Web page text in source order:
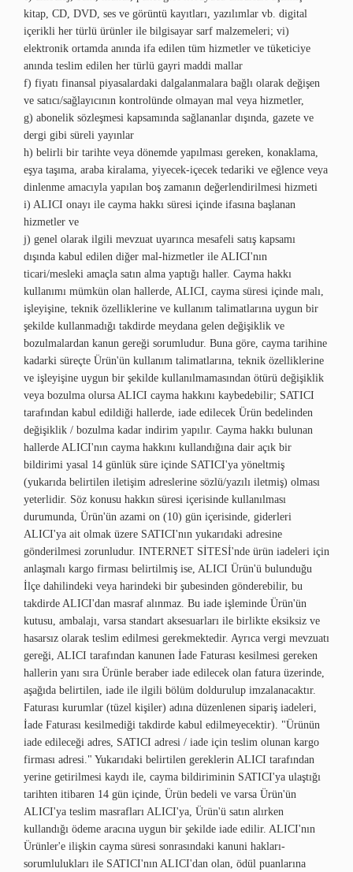
kitap, CD, DVD, ses ve görüntü kayıtları, yazılımlar vb. digital
içerikli her türlü ürünler ile bilgisayar sarf malzemeleri; vi)
elektronik ortamda anında ifa edilen tüm hizmetler ve tüketiciye
anında teslim edilen her türlü gayri maddi mallar
f) fiyatı finansal piyasalardaki dalgalanmalara bağlı olarak değişen
ve satıcı/sağlayıcının kontrolünde olmayan mal veya hizmetler,
g) abonelik sözleşmesi kapsamında sağlananlar dışında, gazete ve
dergi gibi süreli yayınlar
h) belirli bir tarihte veya dönemde yapılması gereken, konaklama,
eşya taşıma, araba kiralama, yiyecek-içecek tedariki ve eğlence veya
dinlenme amacıyla yapılan boş zamanın değerlendirilmesi hizmeti
i) ALICI onayı ile cayma hakkı süresi içinde ifasına başlanan
hizmetler ve
j) genel olarak ilgili mevzuat uyarınca mesafeli satış kapsamı
dışında kabul edilen diğer mal-hizmetler ile ALICI'nın
ticari/mesleki amaçla satın alma yaptığı haller. Cayma hakkı
kullanımı mümkün olan hallerde, ALICI, cayma süresi içinde malı,
işleyişine, teknik özelliklerine ve kullanım talimatlarına uygun bir
şekilde kullanmadığı takdirde meydana gelen değişiklik ve
bozulmalardan kanun gereği sorumludur. Buna göre, cayma tarihine
kadarki süreçte Ürün'ün kullanım talimatlarına, teknik özelliklerine
ve işleyişine uygun bir şekilde kullanılmamasından ötürü değişiklik
veya bozulma olursa ALICI cayma hakkını kaybedebilir; SATICI
tarafından kabul edildiği hallerde, iade edilecek Ürün bedelinden
değişiklik / bozulma kadar indirim yapılır. Cayma hakkı bulunan
hallerde ALICI'nın cayma hakkını kullandığına dair açık bir
bildirimi yasal 14 günlük süre içinde SATICI'ya yöneltmiş
(yukarıda belirtilen iletişim adreslerine sözlü/yazılı iletmiş) olması
yeterlidir. Söz konusu hakkın süresi içerisinde kullanılması
durumunda, Ürün'ün azami on (10) gün içerisinde, giderleri
ALICI'ya ait olmak üzere SATICI'nın yukarıdaki adresine
gönderilmesi zorunludur. INTERNET SİTESİ'nde ürün iadeleri için
anlaşmalı kargo firması belirtilmiş ise, ALICI Ürün'ü bulunduğu
İlçe dahilindeki veya harindeki bir şubesinden gönderebilir, bu
takdirde ALICI'dan masraf alınmaz. Bu iade işleminde Ürün'ün
kutusu, ambalajı, varsa standart aksesuarları ile birlikte eksiksiz ve
hasarsız olarak teslim edilmesi gerekmektedir. Ayrıca vergi mevzuatı
gereği, ALICI tarafından kanunen İade Faturası kesilmesi gereken
hallerin yanı sıra Ürünle beraber iade edilecek olan fatura üzerinde,
aşağıda belirtilen, iade ile ilgili bölüm doldurulup imzalanacaktır.
Faturası kurumlar (tüzel kişiler) adına düzenlenen sipariş iadeleri,
İade Faturası kesilmediği takdirde kabul edilmeyecektir). "Ürünün
iade edileceği adres, SATICI adresi / iade için teslim olunan kargo
firması adresi." Yukarıdaki belirtilen gereklerin ALICI tarafından
yerine getirilmesi kaydı ile, cayma bildiriminin SATICI'ya ulaştığı
tarihten itibaren 14 gün içinde, Ürün bedeli ve varsa Ürün'ün
ALICI'ya teslim masrafları ALICI'ya, Ürün'ü satın alırken
kullandığı ödeme aracına uygun bir şekilde iade edilir. ALICI'nın
Ürünler'e ilişkin cayma süresi sonrasındaki kanuni hakları-
sorumlulukları ile SATICI'nın ALICI'dan olan, ödül puanlarına